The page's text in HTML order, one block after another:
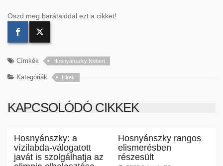
Oszd meg barátaiddal ezt a cikket!
Címkék Hosnyánszky Nobert
Kategóriák Hirek
KAPCSOLÓDÓ CIKKEK
Hosnyánszky: a
vízilabda-válogatott
javát is szolgálhatja az
Hosnyánszky rangos
elismerésben
részesült